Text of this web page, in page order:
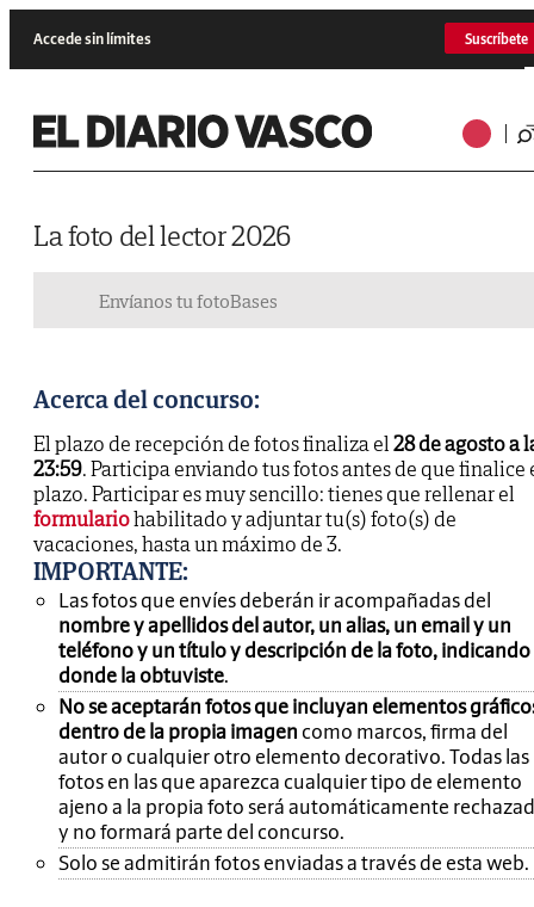
Accede sin límites Suscríbete
La foto del lector 2026
Envíanos tu fotoBases
Acerca del concurso:
El plazo de recepción de fotos finaliza el28 de agosto a
23:59. Participa enviando tus fotos antes de que finalice
plazo. Participar es muy sencillo: tienes que rellenar el
formulariohabilitado y adjuntar tu(s) foto(s) de
vacaciones, hasta un máximo de 3.
IMPORTANTE:
Las fotos que envíes deberán ir acompañadas del
nombre y apellidos del autor, un alias, un email y un
teléfono y un título y descripción de la foto, indicando
donde la obtuviste.
No se aceptarán fotos que incluyan elementos
dentro de la propia imagen como marcos, firma del
autor o cualquier otro elemento decorativo. Todas las
fotos en las que aparezca cualquier tipo de elemento
ajeno a la propia foto será automáticamente
y no formará parte del concurso.
Solo se admitirán fotos enviadas a través de esta web.